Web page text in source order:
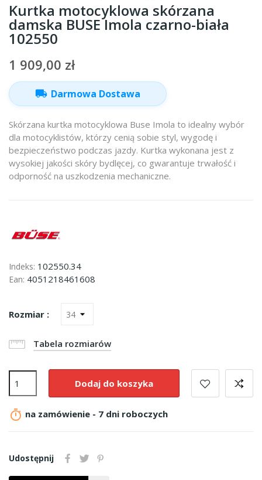
Kurtka motocyklowa skórzana
damska BUSE Imola czarno-biała
102550
1 909,00 zł
local_shipping Darmowa Dostawa
Skórzana kurtka motocyklowa Buse Imola to idealny wybór
dla motocyklistów, którzy cenią sobie styl, wygodę i
bezpieczeństwo podczas jazdy. Kurtka wykonana jest z
wysokiej jakości skóry bydlęcej, co gwarantuje trwałość i
odporność na uszkodzenia mechaniczne.
Indeks: 102550.34
Ean: 4051218461608
Rozmiar :
Tabela rozmiarów
Dodaj do koszyka
 na zamówienie - 7 dni roboczych
Udostępnij